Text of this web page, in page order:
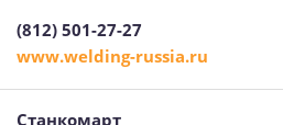
(812) 501-27-27
www.welding-russia.ru
Станкомарт